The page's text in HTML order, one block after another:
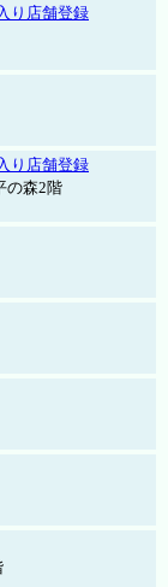
り店舗登録
り店舗登録
の森2階